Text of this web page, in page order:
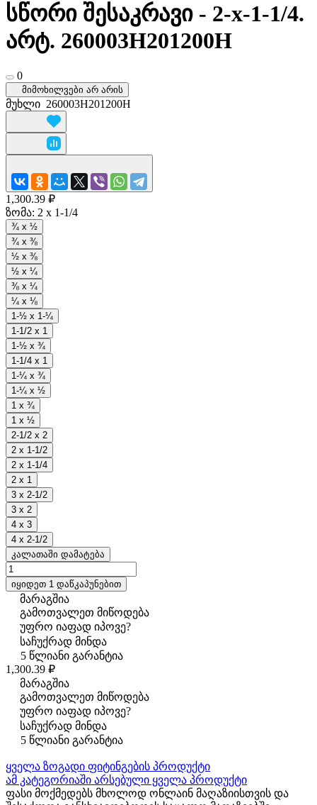
სწორი შესაკრავი - 2-x-1-1/4.
არტ. 260003H201200H
0
მიმოხილვები არ არის
მუხლი 260003H201200H
1,300.39 ₽
ზომა: 2 x 1-1/4
¾ x ½
¾ x ⅜
½ x ⅜
½ x ¼
⅜ x ¼
¼ x ⅛
1-½ x 1-¼
1-1/2 x 1
1-½ x ¾
1-1/4 x 1
1-¼ x ¾
1-¼ x ½
1 x ¾
1 x ½
2-1/2 x 2
2 x 1-1/2
2 x 1-1/4
2 x 1
3 x 2-1/2
3 x 2
4 x 3
4 x 2-1/2
კალათაში დამატება
იყიდეთ 1 დაწკაპუნებით
მარაგშია
გამოთვალეთ მიწოდება
უფრო იაფად იპოვე?
საჩუქრად მინდა
5 წლიანი გარანტია
1,300.39 ₽
მარაგშია
გამოთვალეთ მიწოდება
უფრო იაფად იპოვე?
საჩუქრად მინდა
5 წლიანი გარანტია
ყველა ზოგადი ფიტინგების პროდუქტი
ამ კატეგორიაში არსებული ყველა პროდუქტი
ფასი მოქმედებს მხოლოდ ონლაინ მაღაზიისთვის და